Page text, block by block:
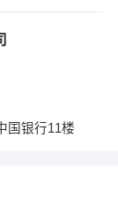
国银行11楼